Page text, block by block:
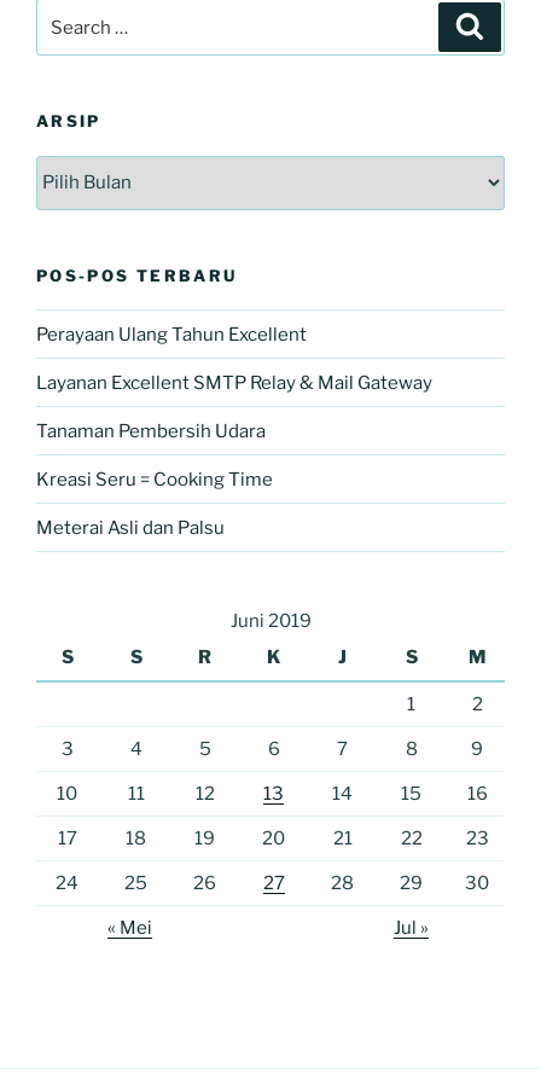
for:
ARSIP
Arsip
POS-POS TERBARU
Perayaan Ulang Tahun Excellent
Layanan Excellent SMTP Relay & Mail Gateway
Tanaman Pembersih Udara
Kreasi Seru = Cooking Time
Meterai Asli dan Palsu
Juni 2019
S
S R K J S M
1 2
3 4 5 6 7 8 9
10 11 12 13 14 15 16
17 18 19 20 21 22 23
24 25 26 27 28 29 30
« Mei Jul »